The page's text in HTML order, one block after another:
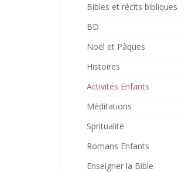
Bibles et récits bibliques
BD
Noël et Pâques
Histoires
Activités Enfants
Méditations
Spritualité
Romans Enfants
Enseigner la Bible